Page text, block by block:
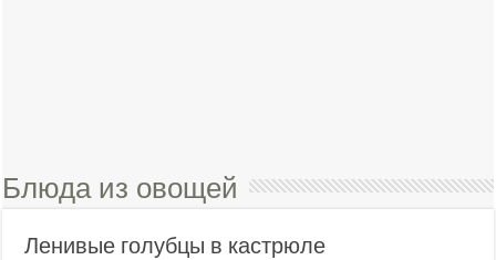
Блюда из овощей
Ленивые голубцы в кастрюле